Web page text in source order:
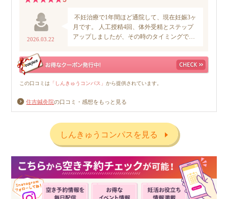
住吉鍼灸院の口コミ・感想をもっと見る
しんきゅうコンパスを見る